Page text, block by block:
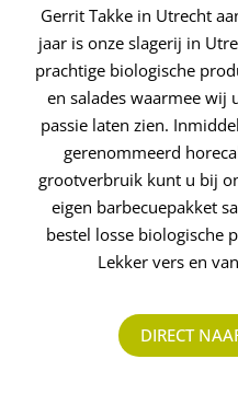
Gerrit Takke in Utrecht
jaar is onze slagerij in
prachtige biologische
en salades waarmee wij
passie laten zien.
gerenommeerd
grootverbruik kunt u bij
eigen barbecuepakket
bestel losse biologische
Lekker vers en
DIRECT